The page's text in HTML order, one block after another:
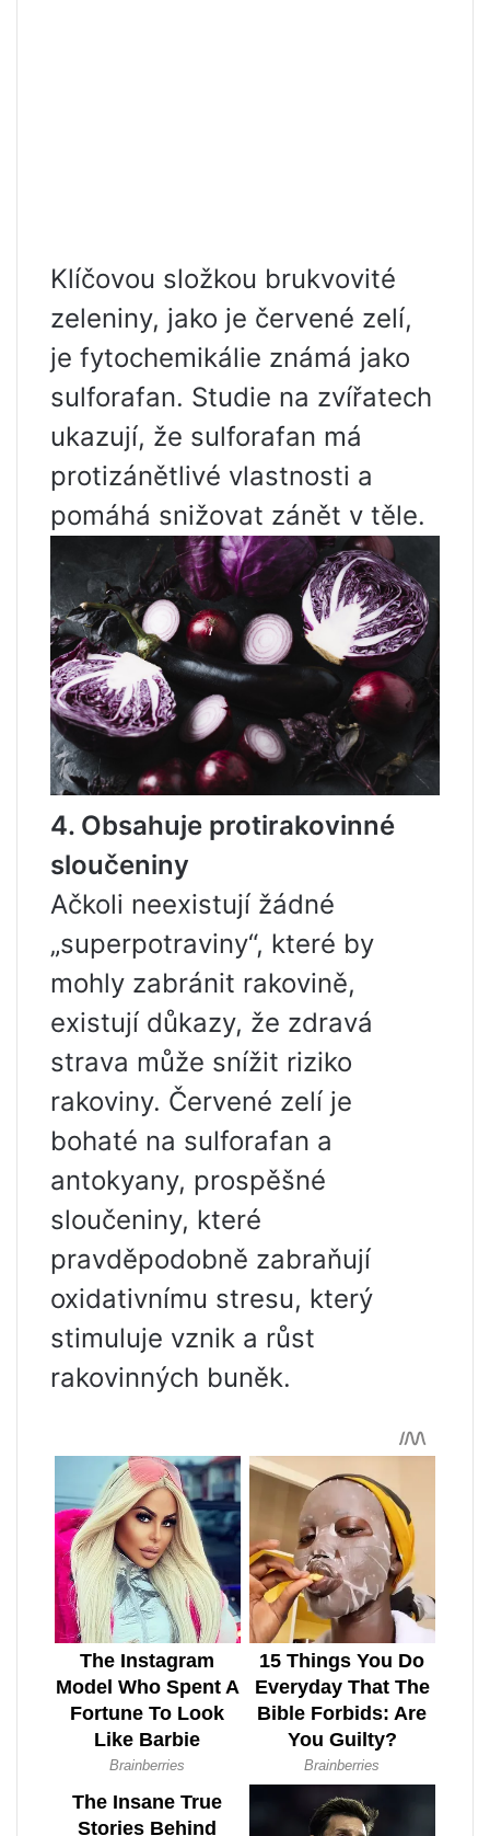
Klíčovou složkou brukvovité
zeleniny, jako je červené zelí,
je fytochemikálie známá jako
sulforafan. Studie na zvířatech
ukazují, že sulforafan má
protizánětlivé vlastnosti a
pomáhá snižovat zánět v těle.
4. Obsahuje protirakovinné
sloučeniny
Ačkoli neexistují žádné
„superpotraviny“, které by
mohly zabránit rakovině,
existují důkazy, že zdravá
strava může snížit riziko
rakoviny. Červené zelí je
bohaté na sulforafan a
antokyany, prospěšné
sloučeniny, které
pravděpodobně zabraňují
oxidativnímu stresu, který
stimuluje vznik a růst
rakovinných buněk.